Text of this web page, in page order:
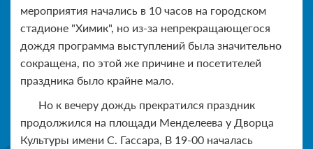
мероприятия начались в 10 часов на городском
стадионе "Химик", но из-за непрекращающегося
дождя программа выступлений была значительно
сокращена, по этой же причине и посетителей
праздника было крайне мало.
Но к вечеру дождь прекратился праздник
продолжился на площади Менделеева у Дворца
Культуры имени С. Гассара, В 19-00 началась